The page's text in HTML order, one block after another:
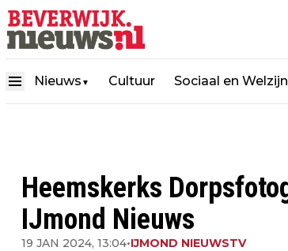
Nieuws ▼ Cultuur Sociaal en Welzijn
Heemskerks
IJmond Nieuws
19 JAN 2024, 13:04•IJMOND NIEUWSTV